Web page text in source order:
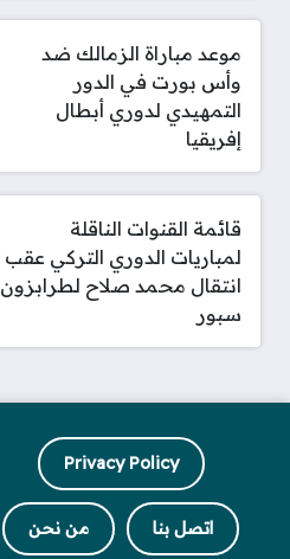
موعد مباراة الزمالك ضد
وأس بورت في الدور
التمهيدي لدوري أبطال
إفريقيا
قائمة القنوات الناقلة
لمباريات الدوري التركي عقب
انتقال محمد صلاح لطرابزون
سبور
Privacy Policy
اتصل بنا من نحن